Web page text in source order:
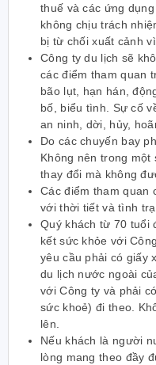
thuế và các ứng
không chịu trách
bị từ chối xuất cảnh
Công ty du lịch sẽ
các điểm tham quan
bão lụt, hạn hán,
bố, biểu tình. Sự cố
an ninh, dời, hủy,
Do các chuyến bay
Không nên trong
thay đổi mà không
Các điểm tham quan
với thời tiết và tình
Quý khách từ 70 tuổi
kết sức khỏe với
yêu cầu phải có giấy
du lịch nước ngoài
với Công ty và phải
sức khoẻ) đi theo.
lên.
Nếu khách là người
lòng mang theo đầy